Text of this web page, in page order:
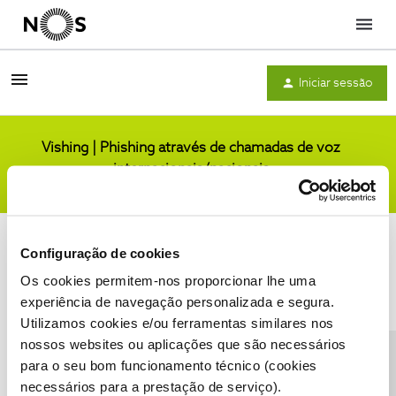
Configuração de cookies
Os cookies permitem-nos proporcionar lhe uma
experiência de navegação personalizada e segura.
Utilizamos cookies e/ou ferramentas similares nos
nossos websites ou aplicações que são necessários
para o seu bom funcionamento técnico (cookies
necessários para a prestação de serviço).
Menu
Iniciar sessão
Vishing | Phishing através de chamadas de voz
internacionais/nacionais
Condições do Fórum NOS Accessibility statement